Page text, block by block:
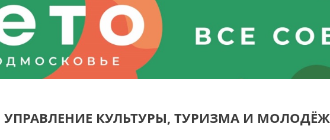
УПРАВЛЕНИЕ КУЛЬТУРЫ, ТУРИЗМА И